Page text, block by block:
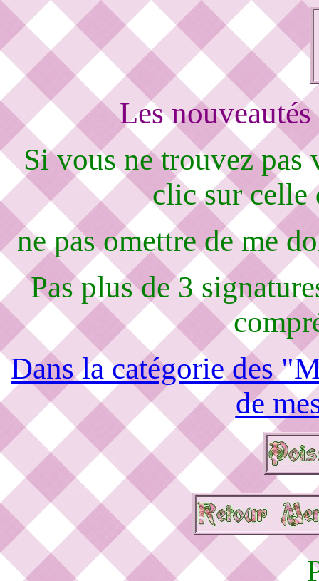
Les
Si vous ne trouvez pas
clic sur celle
ne pas omettre de me
Pas plus de 3
Dans la catégorie des
de